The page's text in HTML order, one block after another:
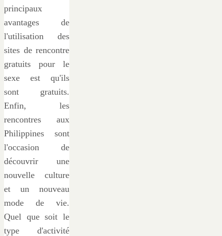
principaux
avantages de
l'utilisation des
sites de rencontre
gratuits pour le
sexe est qu'ils
sont gratuits.
Enfin, les
rencontres aux
Philippines sont
l'occasion de
découvrir une
nouvelle culture
et un nouveau
mode de vie.
Quel que soit le
type d'activité